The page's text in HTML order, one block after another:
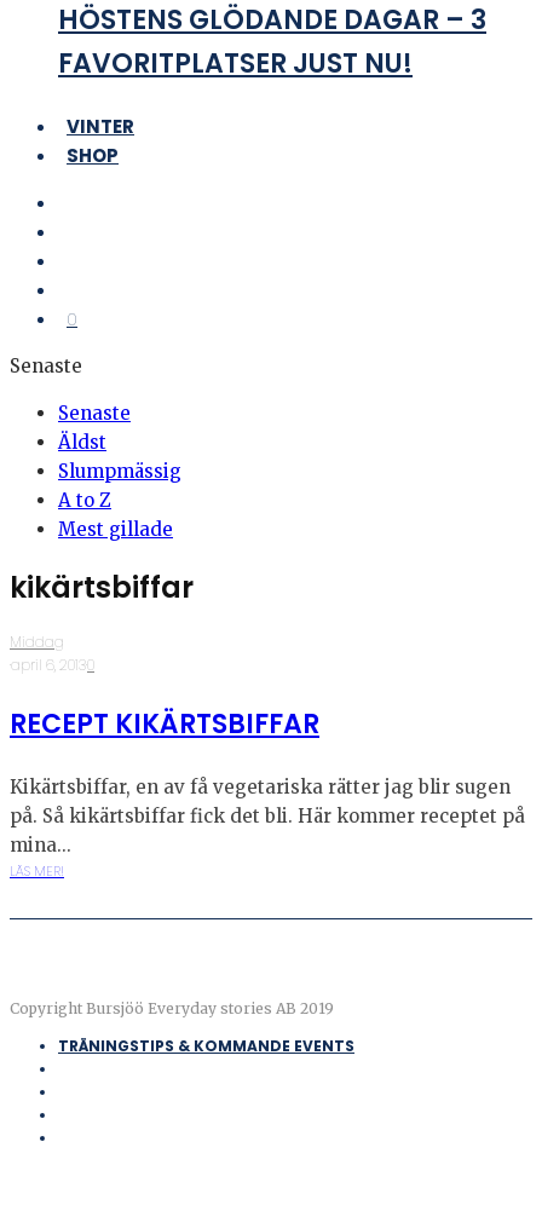
HÖSTENS GLÖDANDE DAGAR – 3
FAVORITPLATSER JUST NU!
VINTER
SHOP
0
Senaste
Senaste
Äldst
Slumpmässig
A to Z
Mest gillade
kikärtsbiffar
Middag
·april 6, 2013·0
RECEPT KIKÄRTSBIFFAR
Kikärtsbiffar, en av få vegetariska rätter jag blir sugen
på. Så kikärtsbiffar fick det bli. Här kommer receptet på
mina...
LÄS MER!
Copyright Bursjöö Everyday stories AB 2019
TRÄNINGSTIPS & KOMMANDE EVENTS